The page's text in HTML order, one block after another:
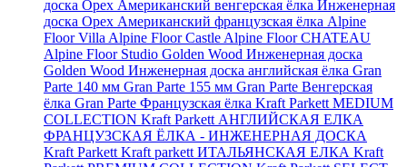
доска Орех Американский венгерская ёлка Инженерная
доска Орех Американский французская ёлка Alpine
Floor Villa Alpine Floor Castle Alpine Floor CHATEAU
Alpine Floor Studio Golden Wood Инженерная доска
Golden Wood Инженерная доска английская ёлка Gran
Parte 140 мм Gran Parte 155 мм Gran Parte Венгерская
ёлка Gran Parte Французская ёлка Kraft Parkett MEDIUM
COLLECTION Kraft Parkett АНГЛИЙСКАЯ ЕЛКА
ФРАНЦУЗСКАЯ ЁЛКА - ИНЖЕНЕРНАЯ ДОСКА
Kraft Parkett Kraft parkett ИТАЛЬЯНСКАЯ ЕЛКА Kraft